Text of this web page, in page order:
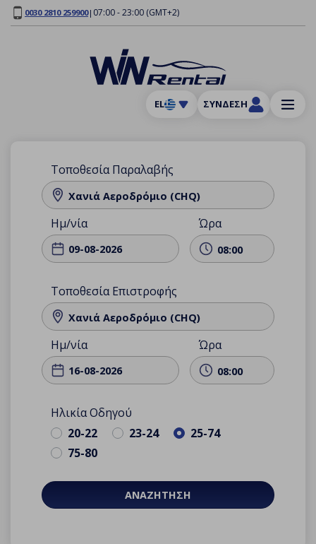
0030 2810 259900| 07:00 - 23:00 (GMT+2)
EL ΣΎΝΔΕΣΗ
Τοποθεσία Παραλαβής
Χανιά Αεροδρόμιο (CHQ)
Ημ/νία Ώρα
08:00
Τοποθεσία Επιστροφής
Χανιά Αεροδρόμιο (CHQ)
Ημ/νία Ώρα
08:00
Ηλικία Οδηγού
20-22
23-24
25-74
75-80
ΑΝΑΖΗΤΗΣΗ